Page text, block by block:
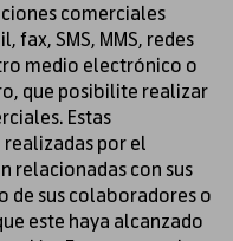
comerciales
SMS, MMS, redes
medio electrónico o
que posibilite realizar
Estas
por el
relacionadas con sus
de sus colaboradores o
este haya alcanzado